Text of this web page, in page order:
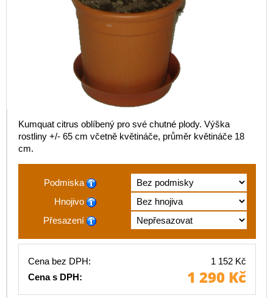
Kumquat citrus oblíbený pro své chutné plody. Výška
rostliny +/- 65 cm včetně květináče, průměr květináče 18
cm.
Podmiska
Hnojivo
Přesazení
Cena bez DPH:
1 152 Kč
Cena s DPH:
1 290 Kč